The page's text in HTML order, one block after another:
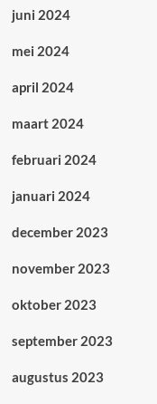
juni 2024
mei 2024
april 2024
maart 2024
februari 2024
januari 2024
december 2023
november 2023
oktober 2023
september 2023
augustus 2023